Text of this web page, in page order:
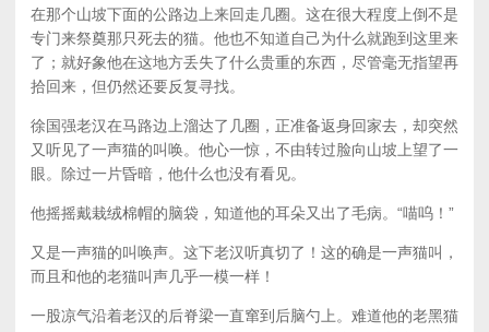
在那个山坡下面的公路边上来回走几圈。这在很大程度上倒不是
专门来祭奠那只死去的猫。他也不知道自己为什么就跑到这里来
了；就好象他在这地方丢失了什么贵重的东西，尽管毫无指望再
拾回来，但仍然还要反复寻找。
徐国强老汉在马路边上溜达了几圈，正准备返身回家去，却突然
又听见了一声猫的叫唤。他心一惊，不由转过脸向山坡上望了一
眼。除过一片昏暗，他什么也没有看见。
他摇摇戴栽绒棉帽的脑袋，知道他的耳朵又出了毛病。“喵呜！”
又是一声猫的叫唤声。这下老汉听真切了！这的确是一声猫叫，
而且和他的老猫叫声几乎一模一样！
一股凉气沿着老汉的后脊梁一直窜到后脑勺上。难道他的老黑猫